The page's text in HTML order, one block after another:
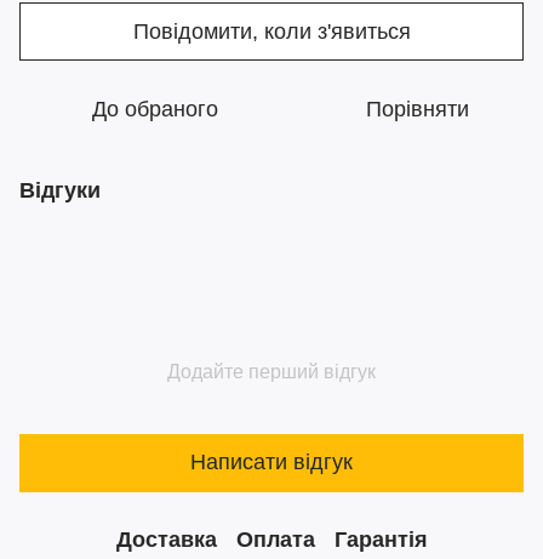
Повідомити, коли з'явиться
До обраного Порівняти
Відгуки
Додайте перший відгук
Написати відгук
Доставка Оплата Гарантія